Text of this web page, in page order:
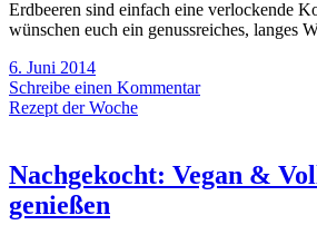
Erdbeeren sind einfach eine verlockende
wünschen euch ein genussreiches, langes
6. Juni 2014
Schreibe einen Kommentar
Rezept der Woche
Nachgekocht: Vegan &
genießen